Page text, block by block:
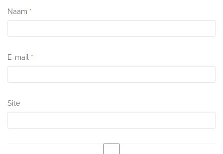
Naam *
E-mail *
Site